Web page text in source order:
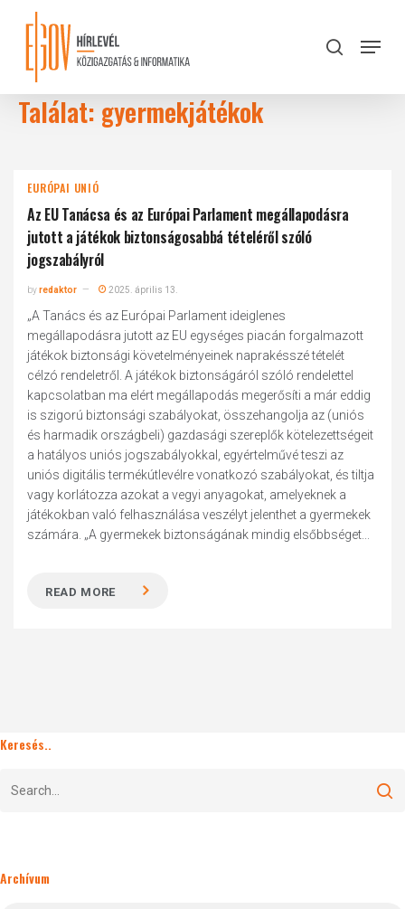
content
search
Menu
Találat: gyermekjátékok
EURÓPAI UNIÓ
Az EU Tanácsa és az Európai Parlament megállapodásra
jutott a játékok biztonságosabbá tételéről szóló
jogszabályról
byredaktor 2025. április 13.
„A Tanács és az Európai Parlament ideiglenes
megállapodásra jutott az EU egységes piacán forgalmazott
játékok biztonsági követelményeinek naprakésszé tételét
célzó rendeletről. A játékok biztonságáról szóló rendelettel
kapcsolatban ma elért megállapodás megerősíti a már eddig
is szigorú biztonsági szabályokat, összehangolja az (uniós
és harmadik országbeli) gazdasági szereplők kötelezettségeit
a hatályos uniós jogszabályokkal, egyértelművé teszi az
uniós digitális termékútlevélre vonatkozó szabályokat, és tiltja
vagy korlátozza azokat a vegyi anyagokat, amelyeknek a
játékokban való felhasználása veszélyt jelenthet a gyermekek
számára. „A gyermekek biztonságának mindig elsőbbséget...
READ MORE
Keresés..
Archívum
Close